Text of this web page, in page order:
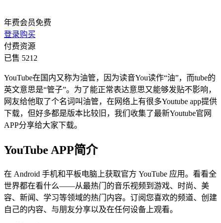
年费会员免费
登录购买
付费资源
已售 5212
YouTube在国内又称为油管，因为读音You读作“油”，而tube的
英文意思是“管子”。为了能正常表达意思又能够发贴不影响，
网友给他取了个名词叫油管，在网络上有很多Youtube app提供
下载，但好多都是版本比较旧，我们收集了最新Youtube官网
APP分享给大家下载。
YouTube APP简介
在 Android 手机和平板电脑上获取官方 YouTube 应用。看看全
世界都在看什么——从最热门的音乐视频到游戏、时尚、美
容、新闻、学习等领域的热门内容。订阅您喜欢的频道、创建
自己的内容、与朋友分享以及在任何设备上观看。